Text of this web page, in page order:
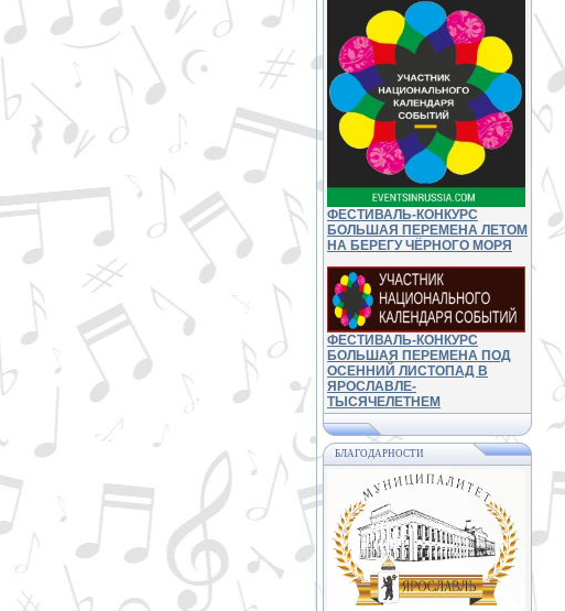
ФЕСТИВАЛЬ-КОНКУРС
БОЛЬШАЯ ПЕРЕМЕНА ЛЕТОМ
НА БЕРЕГУ ЧЁРНОГО МОРЯ
ФЕСТИВАЛЬ-КОНКУРС
БОЛЬШАЯ ПЕРЕМЕНА ПОД
ОСЕННИЙ ЛИСТОПАД В
ЯРОСЛАВЛЕ-
ТЫСЯЧЕЛЕТНЕМ
БЛАГОДАРНОСТИ